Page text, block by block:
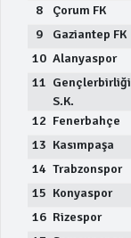
8
Çorum FK
9
Gaziantep FK
10 Alanyaspor
11 Gençlerbirliği
S.K.
12 Fenerbahçe
13 Kasımpaşa
14 Trabzonspor
15 Konyaspor
16 Rizespor